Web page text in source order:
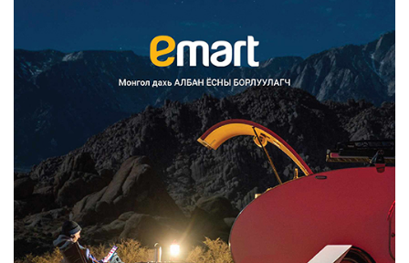
Улсын дугаарын тэгш, сондгойгоор
ангилан хөдөлгөөн...
2026/08/10
Нарантуул, Дүнжингарав, Шинэ 100